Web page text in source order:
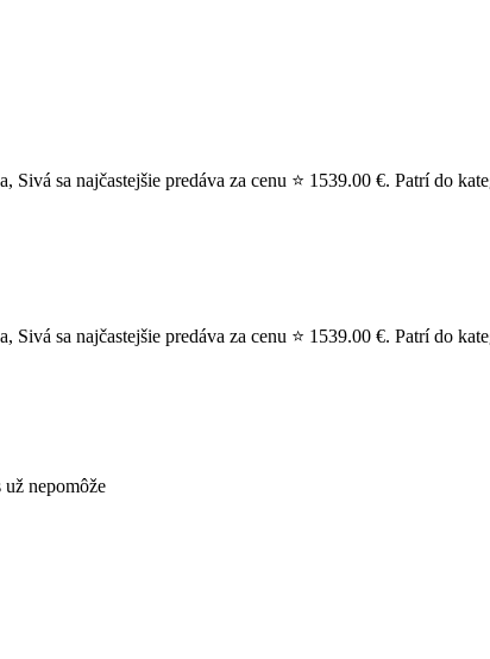
sa najčastejšie predáva za cenu ⭐ 1539.00 €. Patrí do
sa najčastejšie predáva za cenu ⭐ 1539.00 €. Patrí do
nepomôže